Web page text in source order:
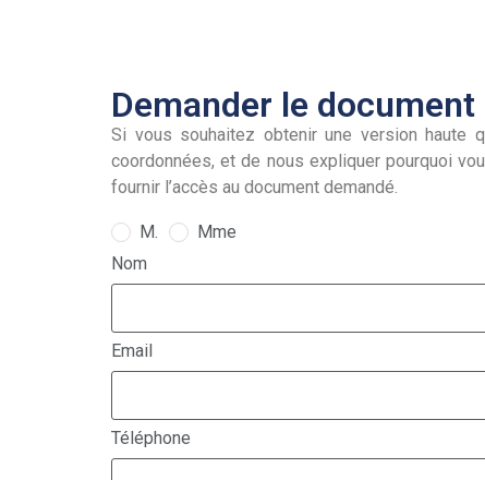
Demander le
Si vous souhaitez obtenir une version haute
coordonnées, et de nous expliquer pourquoi
fournir l’accès au document demandé.
M.
Mme
Nom
Email
Téléphone